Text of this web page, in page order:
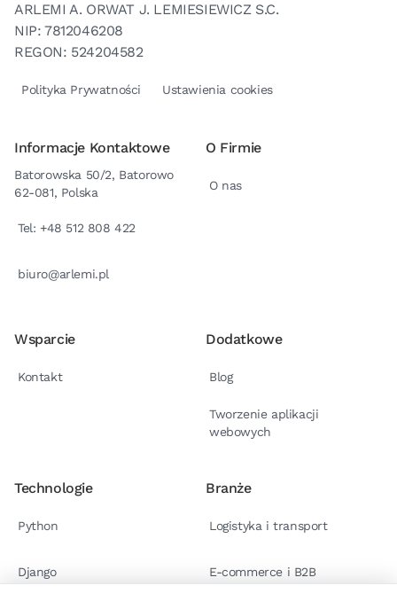
ARLEMI A. ORWAT J. LEMIESIEWICZ S.C.
NIP: 7812046208
REGON: 524204582
Polityka Prywatności Ustawienia cookies
Informacje Kontaktowe
Batorowska 50/2, Batorowo
62-081, Polska
Tel: +48 512 808 422
biuro@arlemi.pl
O Firmie
O nas
Wsparcie
Kontakt
Dodatkowe
Blog
Tworzenie aplikacji
webowych
Technologie
Python
Django
Branże
Logistyka i transport
E-commerce i B2B